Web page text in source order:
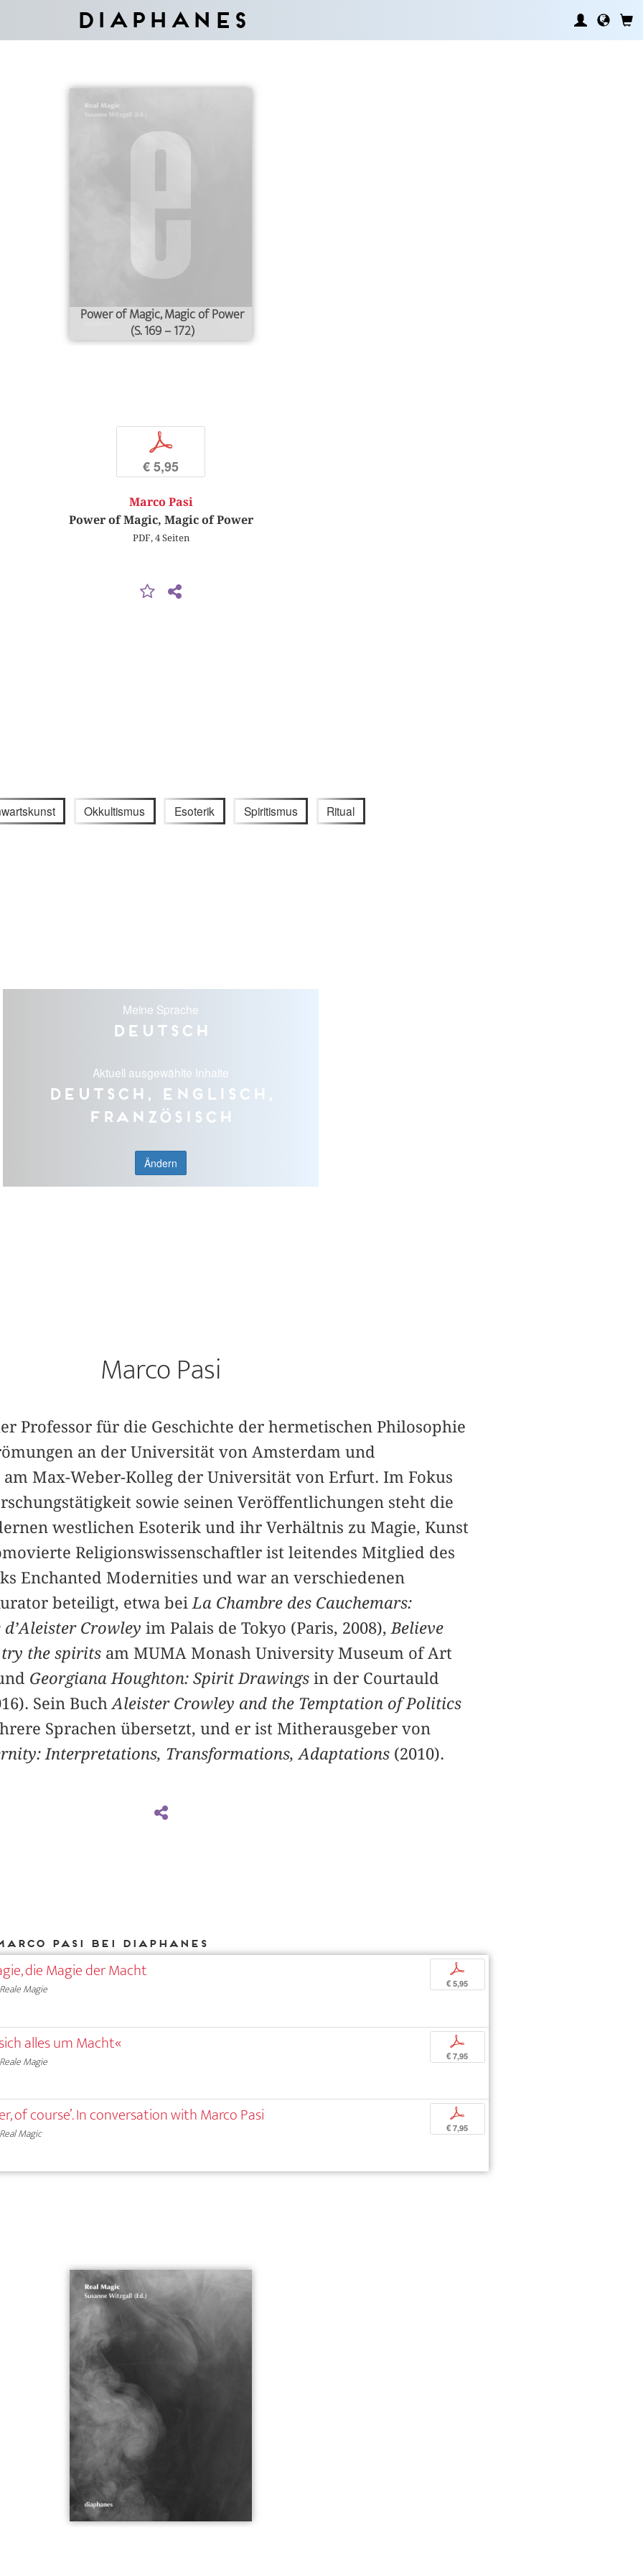
Diaphanes
Power of Magic, Magic of Power
(S. 169 – 172)
p
€ 5,95
Marco Pasi
Power of Magic, Magic of Power
PDF, 4 Seiten
Okkultismus Esoterik Spiritismus Ritual
Meine Sprache
Deutsch
Aktuell ausgewählte Inhalte
Deutsch, Englisch,
Französisch
Ändern
Marco Pasi
Professor für die Geschichte der hermetischen Philosophie
an der Universität von Amsterdam und
Max-Weber-Kolleg der Universität von Erfurt. Im Fokus
sowie seinen Veröffentlichungen steht die
westlichen Esoterik und ihr Verhältnis zu Magie, Kunst
Religionswissenschaftler ist leitendes Mitglied des
Enchanted Modernities und war an verschiedenen
beteiligt, etwa bei La Chambre des Cauchemars:
Crowley im Palais de Tokyo (Paris, 2008), Believe
the spiritsam MUMA Monash University Museum of Art
Georgiana Houghton: Spirit Drawingsin der Courtauld
Sein Buch Aleister Crowley and the Temptation of Politics
Sprachen übersetzt, und er ist Mitherausgeber von
Interpretations, Transformations, Adaptations (2010).
Pasi bei DIAPHANES
die Magie der Macht
Reale Magie
p
€ 5,95
alles um Macht«
Reale Magie
p
€ 7,95
of course’. In conversation with Marco Pasi
Real Magic
p
€ 7,95